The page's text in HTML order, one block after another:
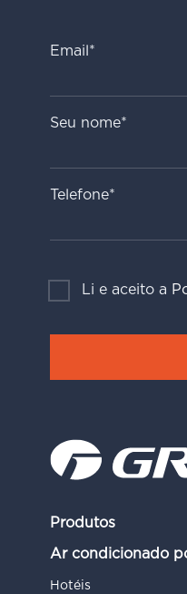
Email*
Seu nome*
Telefone*
Li e aceito a
Produtos
Ar condicionado
Hotéis